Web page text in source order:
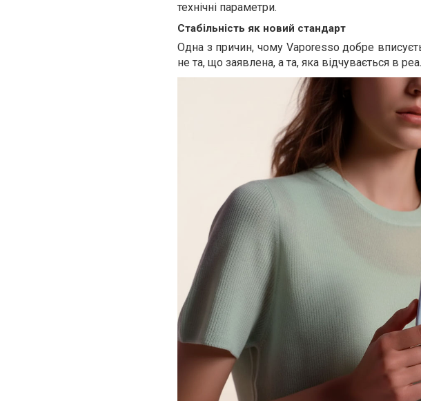
технічні параметри.
Стабільність як новий стандарт
Одна з причин, чому Vaporesso добре
не та, що заявлена, а та, яка відчувається в